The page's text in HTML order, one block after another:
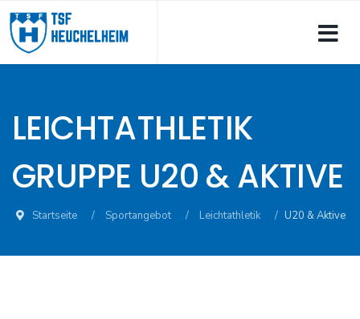
LEICHTATHLETIK
GRUPPE U20 & AKTIVE
Startseite Sportangebot Leichtathletik U20 & Aktive